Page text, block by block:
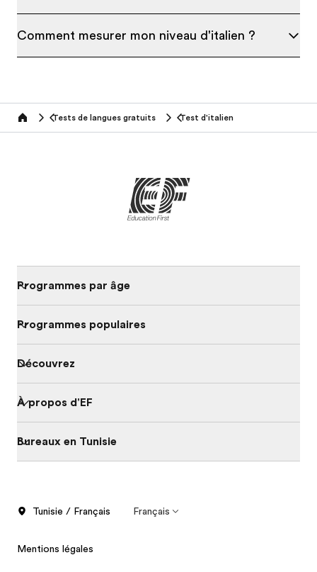
Comment mesurer mon niveau d'italien ?
Home Tests de langues gratuits Test d'italien
Programmes par âge
Programmes populaires
Découvrez
À propos d'EF
Bureaux en Tunisie
Tunisie / Français Français
Mentions légales